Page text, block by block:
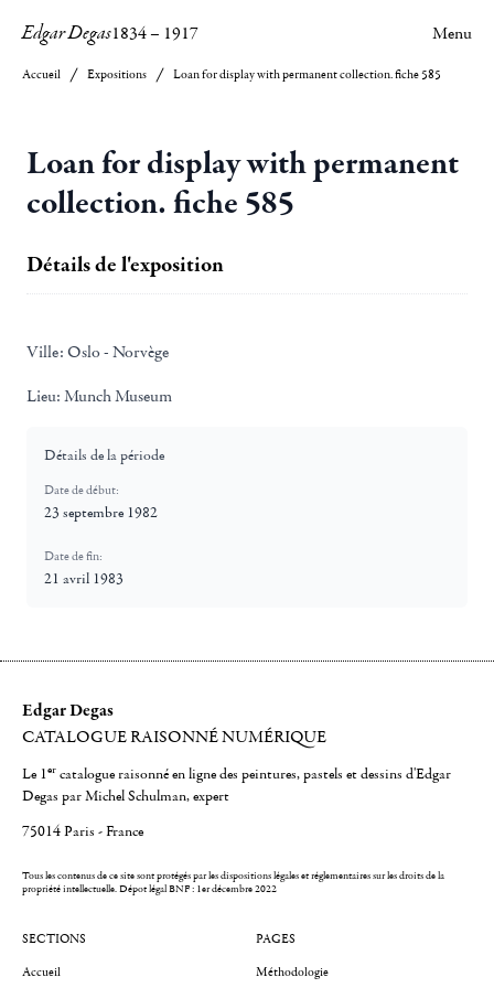
Edgar Degas1834– 1917 Menu
Accueil Expositions Loan for display with permanent collection. fiche 585
Loan for display with permanent
collection. fiche 585
Détails de l'exposition
Ville: Oslo - Norvège
Lieu: Munch Museum
Détails de la période
Date de début:
23 septembre 1982
Date de fin:
21 avril 1983
Edgar Degas
CATALOGUE RAISONNÉ NUMÉRIQUE
Le 1er catalogue raisonné en ligne des peintures, pastels et dessins d'Edgar
Degas par Michel Schulman, expert
75014 Paris - France
Tous les contenus de ce site sont protégés par les dispositions légales et réglementaires sur les droits de la
propriété intellectuelle.Dépot légal BNF : 1er décembre 2022
SECTIONS
Accueil
PAGES
Méthodologie